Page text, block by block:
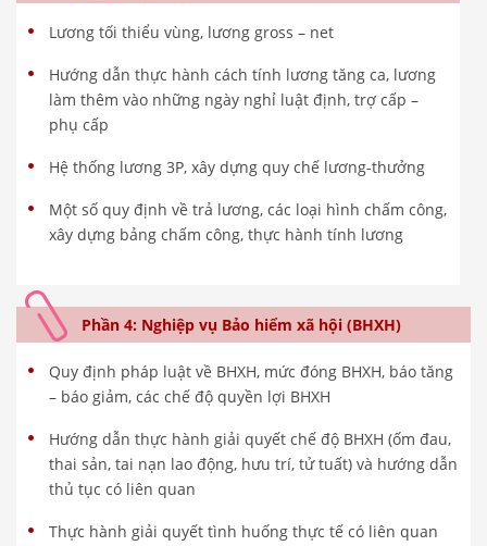
Lương tối thiểu vùng, lương gross – net
Hướng dẫn thực hành cách tính lương tăng ca, lương
làm thêm vào những ngày nghỉ luật định, trợ cấp –
phụ cấp
Hệ thống lương 3P, xây dựng quy chế lương-thưởng
Một số quy định về trả lương, các loại hình chấm công,
xây dựng bảng chấm công, thực hành tính lương
Phần 4: Nghiệp vụ Bảo hiểm xã hội (BHXH)
Quy định pháp luật về BHXH, mức đóng BHXH, báo tăng
– báo giảm, các chế độ quyền lợi BHXH
Hướng dẫn thực hành giải quyết chế độ BHXH (ốm đau,
thai sản, tai nạn lao động, hưu trí, tử tuất) và hướng dẫn
thủ tục có liên quan
Thực hành giải quyết tình huống thực tế có liên quan